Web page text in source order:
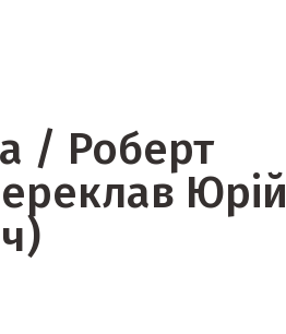
/ Роберт
Юрій